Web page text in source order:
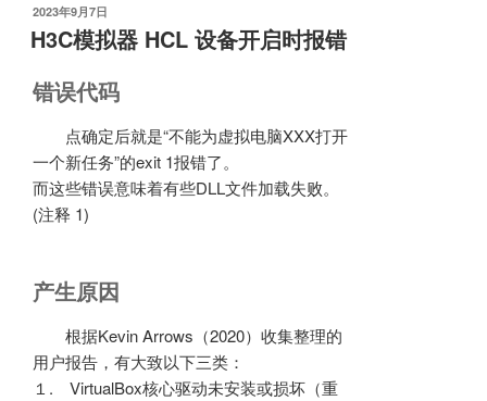
发
布
于
2023年9月7日
H3C模拟器 HCL 设备开启时报错
错误代码
点确定后就是“不能为虚拟电脑XXX打开
一个新任务”的exit 1报错了。
而这些错误意味着有些DLL文件加载失败。
(注释 1)
产生原因
根据Kevin Arrows（2020）收集整理的
用户报告，有大致以下三类：
１. VirtualBox核心驱动未安装或损坏（重